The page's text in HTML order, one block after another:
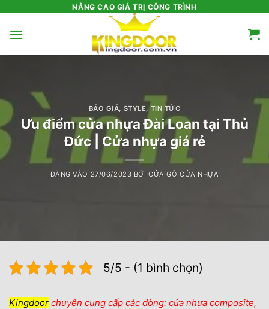
nội
NÂNG CAO GIÁ TRỊ CÔNG TRÌNH
BÁO GIÁ STYLE ,TIN TỨC
Ưu điểm cửa nhựa Đài Loan tại Thủ
Đức | Cửa nhựa giá rẻ
ĐĂNG VÀO 27/06/2023 BỞICỬA GỖ CỬA NHỰA
5/5 - (1 bình chọn)
Kingdoor chuyên cung cấp các dòng: cửa nhựa composite,